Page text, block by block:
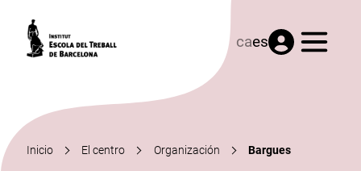
caes Menú
Inicio El centro Organización Bargues